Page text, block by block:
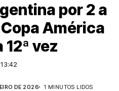
por 2 a
América
vez
DE 2026 1 MINUTOS LIDOS